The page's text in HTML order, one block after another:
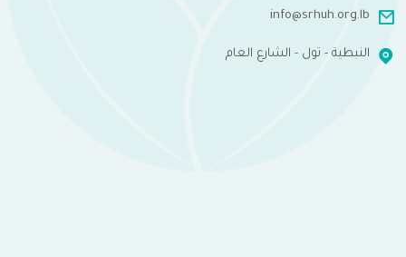
info@srhuh.org.lb
النبطية - تول - الشارع العام